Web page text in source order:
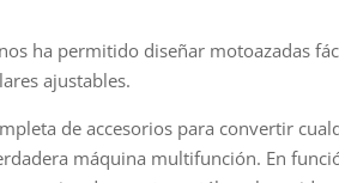
ha permitido diseñar motoazadas
ajustables.
de accesorios para convertir
máquina multifunción. En